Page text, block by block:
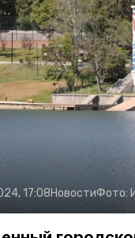
17:08НовостиФото: